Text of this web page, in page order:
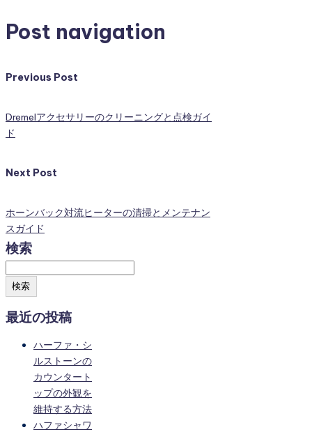
Post navigation
Previous Post
Dremelアクセサリーのクリーニングと点検ガイ
ド
Next Post
ホーンバック対流ヒーターの清掃とメンテナン
スガイド
検索
検索
最近の投稿
ハーファ・シ
ルストーンの
カウンタート
ップの外観を
維持する方法
ハファシャワ